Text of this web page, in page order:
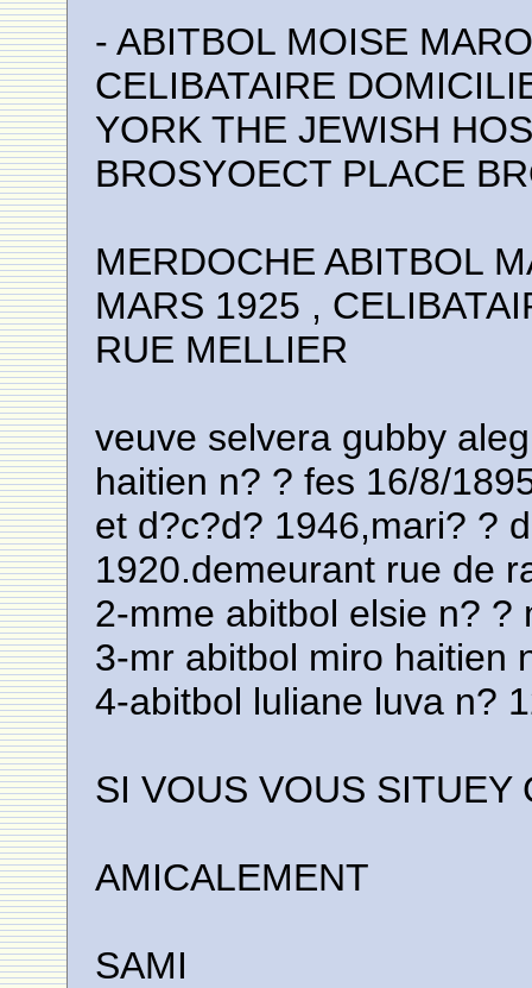
- ABITBOL MOISE
CELIBATAIRE
YORK THE JEWISH
BROSYOECT PLACE
MERDOCHE ABITBOL
MARS 1925 ,
RUE MELLIER
veuve selvera gubby
haitien n? ? fes 16/8/
et d?c?d? 1946,mari? ?
1920.demeurant rue de
2-mme abitbol elsie n? ?
3-mr abitbol miro haitien
4-abitbol luliane luva n?
SI VOUS VOUS SITUEY
AMICALEMENT
SAMI